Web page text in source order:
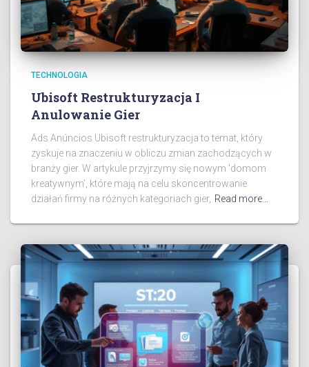
TECHNOLOGIA
Ubisoft Restrukturyzacja I
Anulowanie Gier
Ads Anúncios Ubisoft restrukturyzacja to temat, który
zyskuje na znaczeniu w obliczu zmian zachodzących w
branży gier. W artykule przyjrzymy się nowym 'domom
kreatywnym’, które mają na celu skoncentrowanie
działań firmy na różnych kategoriach gier, Read more…